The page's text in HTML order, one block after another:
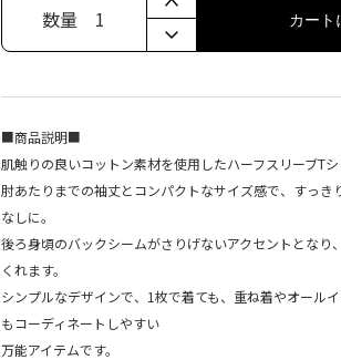
数量 1 カート
■商品説明■
肌触りの良いコットン素材を使用したハーフスリーブTシ
肘あたりまでの袖丈とコンパクトなサイズ感で、すっき
なしに。
後ろ身頃のバックシームがさりげないアクセントとなり
くれます。
シンプルなデザインで、1枚で着ても、重ね着やオール
もコーディネートしやすい
万能アイテムです。